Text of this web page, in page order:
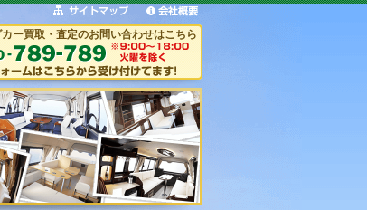
ー買取・査定のお問い合わせはこちら